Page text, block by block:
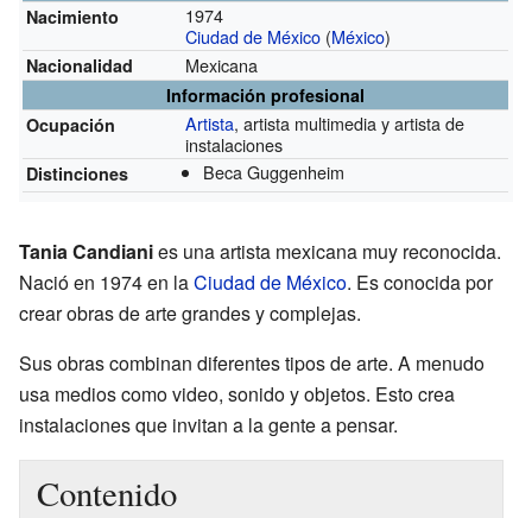
Nacimiento
1974
Ciudad de México (México)
Nacionalidad Mexicana
Información profesional
Ocupación
Artista, artista multimedia y artista de
instalaciones
Distinciones Beca Guggenheim
Tania Candianies una artista mexicana muy reconocida.
Nació en 1974 en laCiudad de México. Es conocida por
crear obras de arte grandes y complejas.
Sus obras combinan diferentes tipos de arte. A menudo
usa medios como video, sonido y objetos. Esto crea
instalaciones que invitan a la gente a pensar.
Contenido